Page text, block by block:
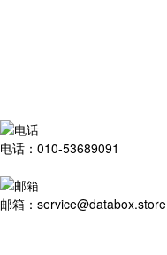
电话：010-53689091
邮箱：service@databox.store